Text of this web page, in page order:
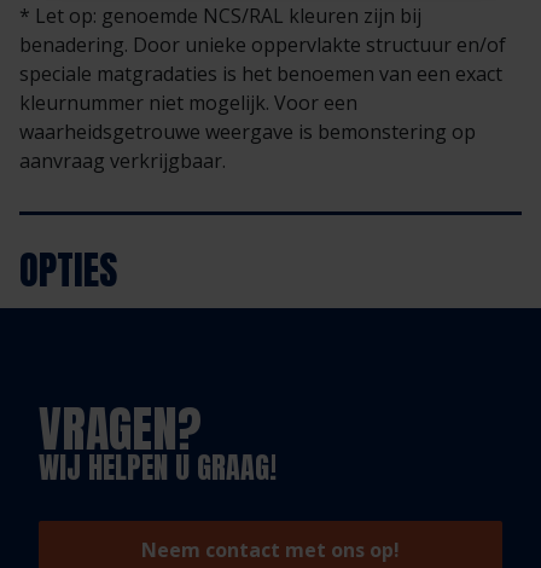
* Let op: genoemde NCS/RAL kleuren zijn bij
benadering. Door unieke oppervlakte structuur en/of
speciale matgradaties is het benoemen van een exact
kleurnummer niet mogelijk. Voor een
waarheidsgetrouwe weergave is bemonstering op
aanvraag verkrijgbaar.
OPTIES
VRAGEN?
WIJ HELPEN U GRAAG!
Neem contact met ons op!